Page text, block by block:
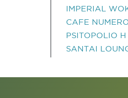
IMPERIAL
CAFE
PSITOPOLIO
SANTAI